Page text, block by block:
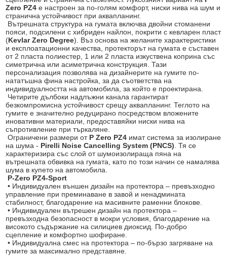
Zero PZ4 е настроен за по-голям комфорт, ниски нива на шум и
странична устойчивост при аквапланинг.
Вътрешната структура на гумата включва двойни стоманени
пояси, подсилени с хибриден найлон, покрити с кевларен пласт
(Kevlar Zero Degree). Въз основа на желаните характеристики
и експлоатационни качества, протекторът на гумата е съставен
от 2 пласта полиестер, 1 или 2 пласта изкуствена коприна със
симетрична или асиметрична конструкция. Тази
персонализация позволява на дизайнерите на гумите по-
нататъшна фина настройка, за да съответства на
индивидуалността на автомобила, за който е проектирана.
Четирите дълбоки надлъжни канала гарантират
безкомпромисна устойчивост срещу аквапланинг. Теглото на
гумите е значително редуцирано посредством вложените
иновативни материали, предоставяйки ниски нива на
съпротивление при търкаляне.
Ограничени размери отP Zero PZ4 имат система за изолиране
на шума - Pirelli Noise Cancelling System (PNCS). Тя се
характеризира със слой от шумоизолираща пяна на
вътрешната обвивка на гумата, като по този начин се намалява
шума в купето на автомобила.
P-Zero PZ4-Sport
• Индивидуален външен дизайн на протектора – превъзходно
управление при преминаване в завой и ненадмината
стабилност, благодарение на масивните раменни блокове.
• Индивидуален вътрешен дизайн на протектора –
превъзходна безопасност в мокри условия, благодарение на
високото съдържание на силициев диоксид. По-добро
сцепление и комфортно шофиране.
• Индивидуална смес на протектора – по-бързо загряване на
гумите за максимално представяне.